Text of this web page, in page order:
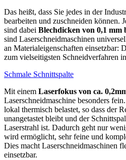
Das heißt, dass Sie jedes in der
bearbeiten und zuschneiden können.
sind dabei Blechdicken von 0,1 mm
sind Laserschneidmaschinen
an Materialeigenschaften einsetzbar:
zum vielseitigsten Schneidverfahren
Schmale Schnittspalte
Mit einem Laserfokus von ca.
Laserschneidmaschine besonders
lokal thermisch belastet, so dass der
unangetastet bleibt und der
Laserstrahl ist. Dadurch geht nur
wird ermöglicht, sehr feine und
Dies macht Laserschneidmaschinen
einsetzbar.